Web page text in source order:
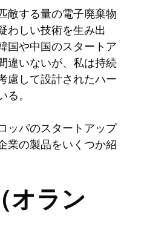
敵する量の電子廃棄物
わしい技術を生み出
国や中国のスタートア
違いないが、私は持続
慮して設計されたハー
。
ッパのスタートアップ
業の製品をいくつか紹
オラン